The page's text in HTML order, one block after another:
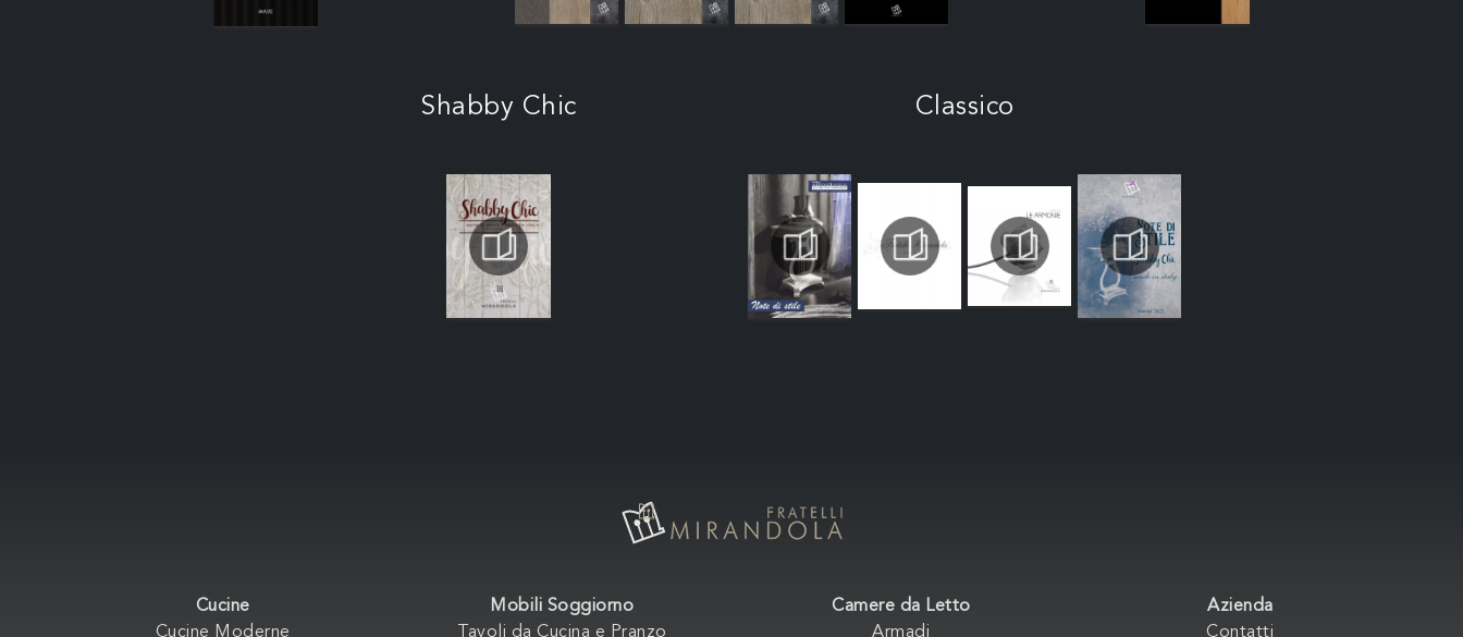
Shabby Chic Classico
Cucine
Cucine Moderne
Mobili Soggiorno
Tavoli da Cucina e Pranzo
Camere da Letto
Armadi
Azienda
Contatti